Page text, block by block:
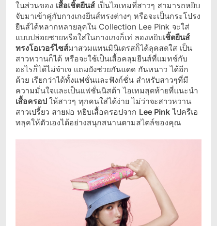
ในส่วนของ เสื้อเชิ้ตยีนส์ เป็นไอเทมที่สาวๆ สามารถหยิบ
จับมาเข้าคู่กับกางเกงยีนส์ทรงต่างๆ หรือจะเป็นกระโปรง
ยีนส์ได้หลากหลายลุคใน Collection Lee Pink จะใส่
แบบปล่อยชายหรือใส่ในกางเกงก็เท่ ลองหยิบเชิ้ตยีนส์
ทรงโอเวอร์ไซส์มาสวมแทนมินิเดรสก็ได้ลุคสดใส เป็น
สาวหวานก็ได้ หรือจะใช้เป็นเสื้อคลุมยีนส์ที่แมทช์กับ
อะไรก็ได้ไม่จำเจ แถมยังช่วยกันแดด กันหนาว ได้อีก
ด้วย เรียกว่าได้ทั้งแฟชั่นและฟังก์ชั่น สำหรับสาวๆที่มี
ความมั่นใจและเป็นแฟชั่นนิสต้า ไอเทมสุดท้ายที่แนะนำ
เสื้อครอป ให้สาวๆ ทุกคนใส่ได้ง่าย ไม่ว่าจะสาวหวาน
สาวเปรี้ยว สายฝอ หยิบเสื้อครอปจาก Lee Pink ไปครีเอ
ทลุคให้ตัวเองได้อย่างสนุกสนานตามสไตล์ของคุณ